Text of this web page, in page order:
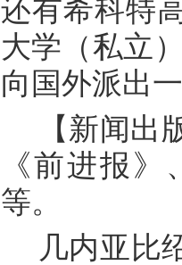
还有希科特
大学（私立
向国外派出
【新闻
《前进报
等。
几内亚比